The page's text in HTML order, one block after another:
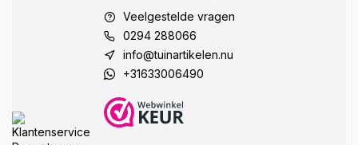
Veelgestelde vragen
0294 288066
info@tuinartikelen.nu
+31633006490